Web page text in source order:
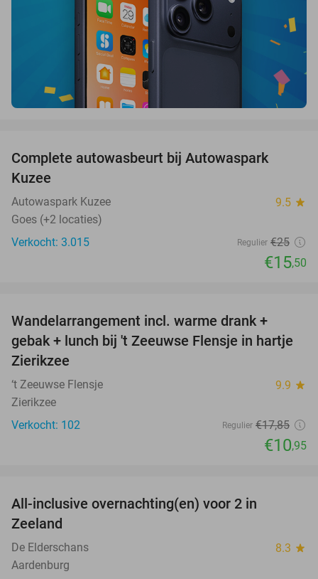
Complete autowasbeurt bij Autowaspark
Kuzee
Autowaspark Kuzee 9.5 star
Goes (+2 locaties)
Verkocht: 3.015
Regulier €25
€15,50
Wandelarrangement incl. warme drank +
gebak + lunch bij 't Zeeuwse Flensje in hartje
Zierikzee
‘t Zeeuwse Flensje 9.9 star
Zierikzee
Verkocht: 102
Regulier €17,85
€10,95
All-inclusive overnachting(en) voor 2 in
Zeeland
De Elderschans 8.3 star
Aardenburg